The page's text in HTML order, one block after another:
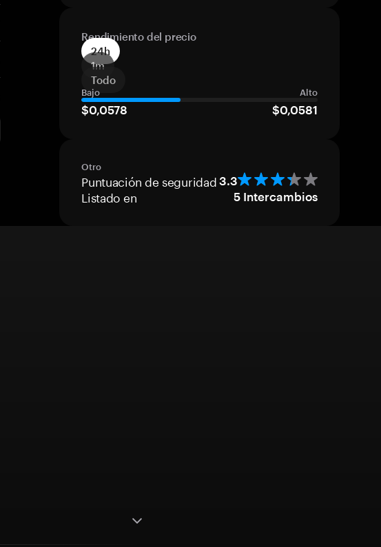
Rendimiento del precio
24h
1m
Todo
Bajo Alto
$0,0578 $0,0581
Otro
Puntuación de seguridad 3.3
Listado en 5 Intercambios